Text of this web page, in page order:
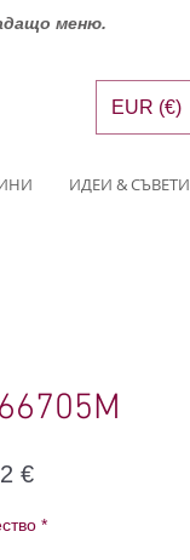
меню.
ИДЕИ & СЪВЕТИ
EUR (€)
€Цена
*